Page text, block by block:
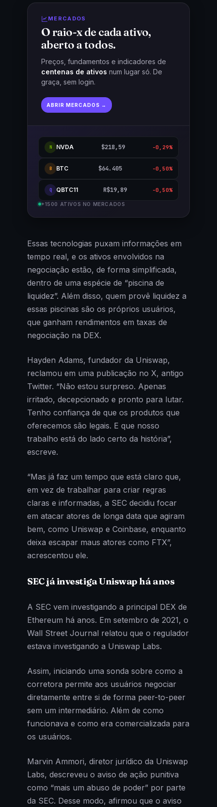
MERCADOS
O raio-x de cada ativo,
aberto a todos.
Preços, fundamentos e indicadores de
centenas de ativos num lugar só. De
graça, sem login.
ABRIR MERCADOS →
N NVDA $218,59 -0,29%
B BTC $64.405 -0,50%
Q QBTC11 R$19,89 -0,50%
+1500 ATIVOS NO MERCADOS
Essas tecnologias puxam informações em
tempo real, e os ativos envolvidos na
negociação estão, de forma simplificada,
dentro de uma espécie de “piscina de
liquidez”. Além disso, quem provê liquidez a
essas piscinas são os próprios usuários,
que ganham rendimentos em taxas de
negociação na DEX.
Hayden Adams, fundador da Uniswap,
reclamou em uma publicação no X, antigo
Twitter. “Não estou surpreso. Apenas
irritado, decepcionado e pronto para lutar.
Tenho confiança de que os produtos que
oferecemos são legais. E que nosso
trabalho está do lado certo da história”,
escreve.
“Mas já faz um tempo que está claro que,
em vez de trabalhar para criar regras
claras e informadas, a SEC decidiu focar
em atacar atores de longa data que agiram
bem, como Uniswap e Coinbase, enquanto
deixa escapar maus atores como FTX”,
acrescentou ele.
SEC já investiga Uniswap há anos
A SEC vem investigando a principal DEX de
Ethereum há anos. Em setembro de 2021, o
Wall Street Journal relatou que o regulador
estava investigando a Uniswap Labs.
Assim, iniciando uma sonda sobre como a
corretora permite aos usuários negociar
diretamente entre si de forma peer-to-peer
sem um intermediário. Além de como
funcionava e como era comercializada para
os usuários.
Marvin Ammori, diretor jurídico da Uniswap
Labs, descreveu o aviso de ação punitiva
como “mais um abuso de poder” por parte
da SEC. Desse modo, afirmou que o aviso